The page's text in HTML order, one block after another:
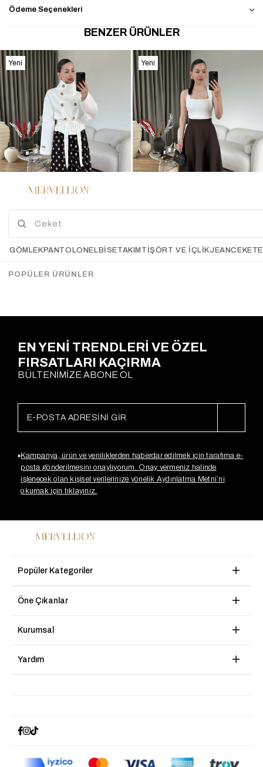
Ödeme Seçenekleri
BENZER ÜRÜNLER
ACI KAHVE
$16.43
$32.89
Yeni
Ürün
Parçalı Premium Etek ACI
KAHVE
Yeni
Ürün
EN YENİ TRENDLERİ VE ÖZEL
FIRSATLARI KAÇIRMA
BÜLTENİMİZE ABONE OL
Kampanya, ürün ve yeniliklerden haberdar edilmek için tarafıma e-
posta gönderilmesini onaylıyorum. Onay vermeniz halinde
işlenecek olan kişisel verilerinize yönelik Aydınlatma Metni’ni
okumak için tıklayınız.
Popüler Kategoriler
Öne Çıkanlar
Kurumsal
Yardım
GÖMLEKPANTOLONELBİSETAKIM TIŞÖRT VE İÇLIKJEANCEKET
POPÜLER ÜRÜNLER